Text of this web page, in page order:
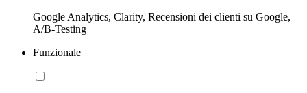
Google Analytics, Clarity, Recensioni dei clienti su Google,
A/B-Testing
Funzionale